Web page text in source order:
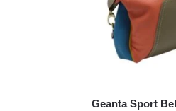
Geanta Sport